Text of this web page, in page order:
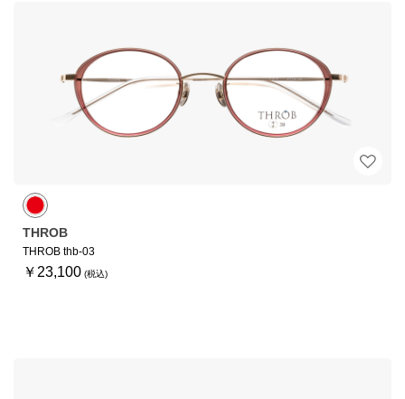
THROB
THROB thb-03
￥23,100